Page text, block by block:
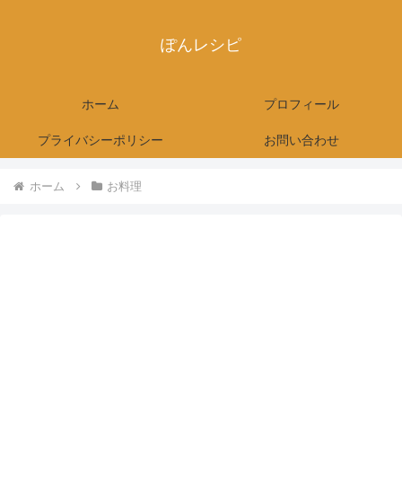
ぽんレシピ
ホーム プロフィール
プライバシーポリシー お問い合わせ
ホーム お料理